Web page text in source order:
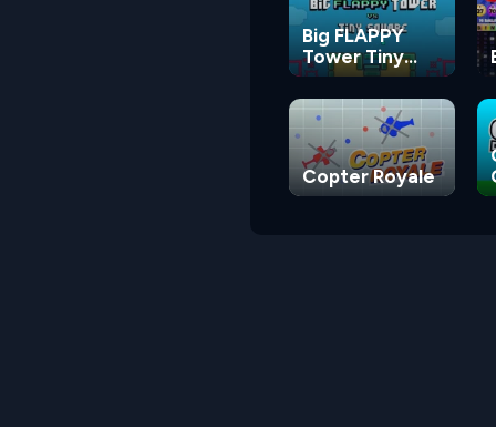
Big FLAPPY
Tower Tiny
Square
Copter Royale